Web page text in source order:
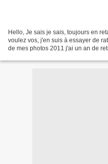
Hello, Je sais je sais, toujours en
voulez vos, j'en suis à essayer de
de mes photos 2011 j'ai un an de